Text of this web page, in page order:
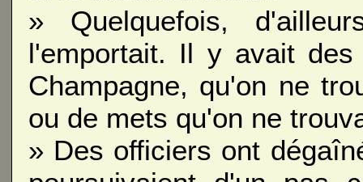
» Quelquefois,
l'emportait. Il y avait
Champagne, qu'on ne
ou de mets qu'on ne
» Des officiers ont